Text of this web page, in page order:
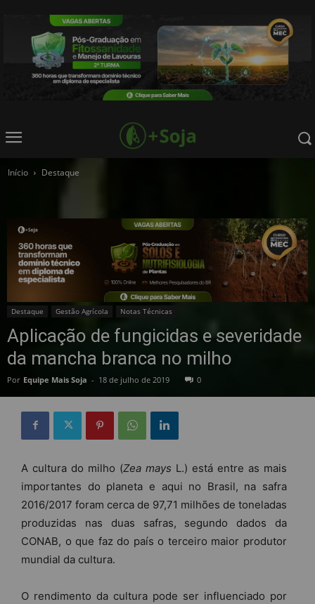
Início Destaque
Destaque Gestão Agrícola Notas Técnicas
Aplicação de fungicidas e severidade
da mancha branca no milho
Por Equipe Mais Soja - 18 de julho de 2019 0
A cultura do milho (Zea mays L.) está entre as mais
importantes do planeta e aqui no Brasil, na safra
2016/2017 foram cerca de 97,71 milhões de toneladas
produzidas nas duas safras, segundo dados da
CONAB, o que faz do país o terceiro maior produtor
mundial da cultura.
O rendimento da cultura pode ser influenciado por